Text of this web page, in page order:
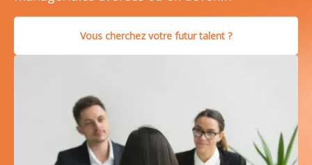
Vous cherchez votre futur talent ?